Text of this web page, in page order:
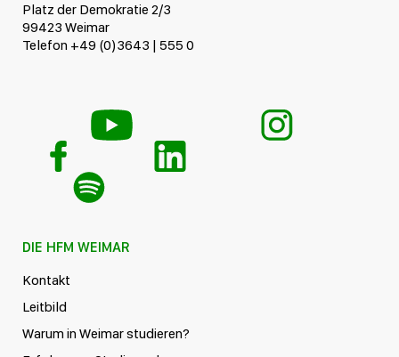
Platz der Demokratie 2/3
99423 Weimar
Telefon +49 (0)3643 | 555 0
DIE HFM WEIMAR
Kontakt
Leitbild
Warum in Weimar studieren?